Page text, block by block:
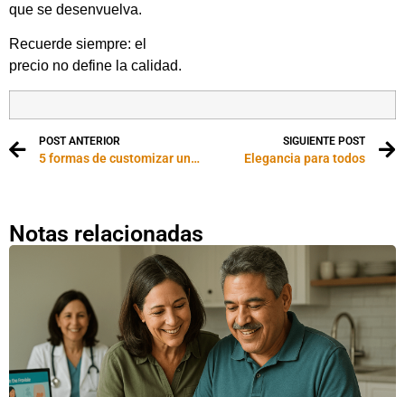
que se desenvuelva.
Recuerde siempre: el
precio no define la calidad.
POST ANTERIOR
5 formas de customizar una camiseta
SIGUIENTE POST
Elegancia para todos
Notas relacionadas